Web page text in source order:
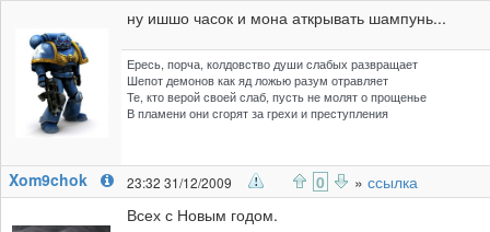
ну ишшо часок и мона аткрывать шампунь...
Ересь, порча, колдовство души слабых развращает
Шепот демонов как яд ложью разум отравляет
Те, кто верой своей слаб, пусть не молят о прощенье
В пламени они сгорят за грехи и преступления
Xom9chok 23:32 31/12/2009 0 » ссылка
Всех с Новым годом.